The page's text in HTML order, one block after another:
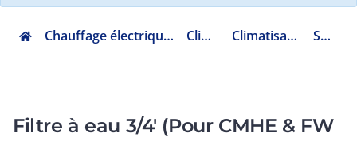
Chauffage électrique climatisation ventilation Climatisation Climatisation accessoires SWT002YY
Filtre à eau 3/4' (Pour CMHE & FW